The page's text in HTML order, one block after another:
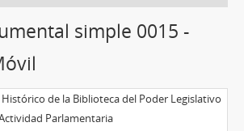
simple 0015 -
de la Biblioteca del Poder Legislativo
Parlamentaria